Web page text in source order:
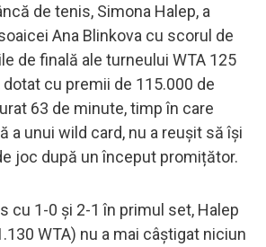
de tenis, Simona Halep, a
Ana Blinkova cu scorul de
de finală ale turneului WTA 125
dotat cu premii de 115.000 de
63 de minute, timp în care
a unui wild card, nu a reușit să își
joc după un început promițător.
cu 1-0 și 2-1 în primul set, Halep
WTA) nu a mai câștigat niciun